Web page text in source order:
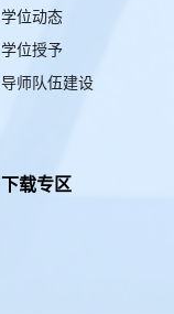
学位动态
学位授予
导师队伍建设
下载专区